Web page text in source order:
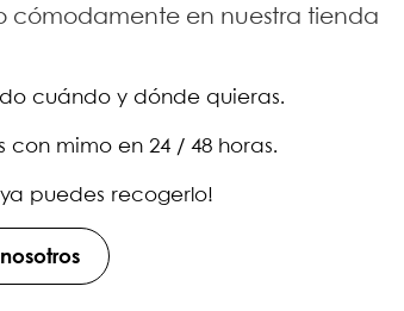
cómodamente en nuestra tienda
cuándo y dónde quieras.
con mimo en 24 / 48 horas.
ya puedes recogerlo!